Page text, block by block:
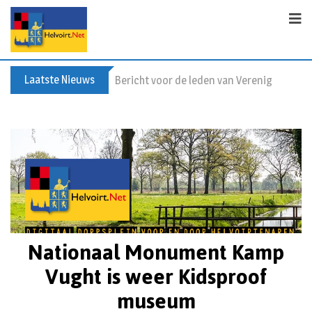
Laatste Nieuws Bericht voor de leden van Vereniging 55+
Nationaal Monument Kamp
Vught is weer Kidsproof
museum